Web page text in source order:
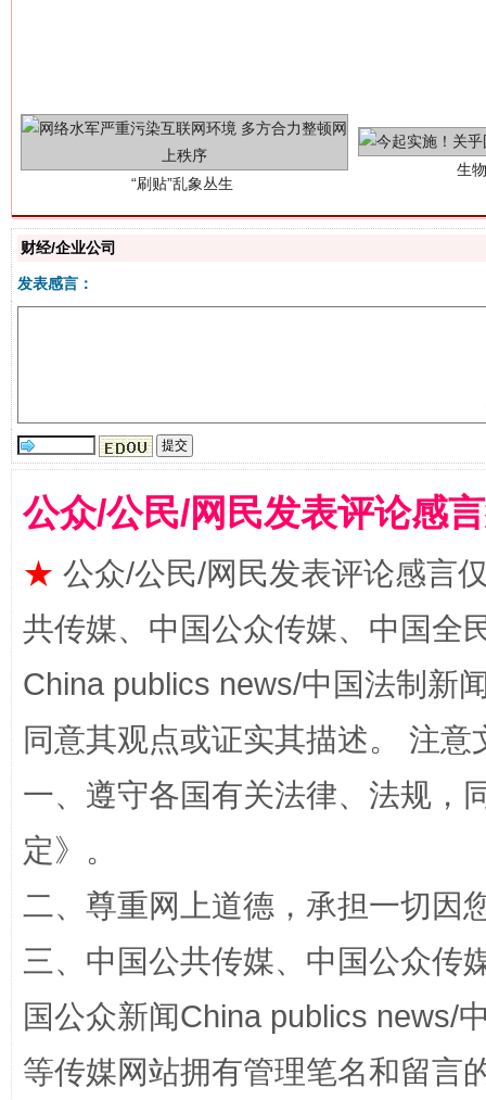
揭批美国五大"原罪" "炒
解纷+调解+退费，一次搞定
站台名比不上好声名
财经/企业公司
发表感言：
公众/公民/网民发表评论感
★ 公众/公民/网民发表评论感言
共传媒、中国公众传媒、中国全
China publics news/中国法制新
同意其观点或证实其描述。 注
一、遵守各国有关法律、法规，
定》。
二、尊重网上道德，承担一切因
三、中国公共传媒、中国公众传
国公众新闻China publics news/
等传媒网站拥有管理笔名和留言